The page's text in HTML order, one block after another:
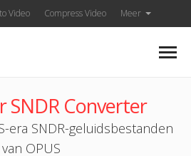
Video Compress Video Meer
SNDR Converter
era SNDR-geluidsbestanden
van OPUS